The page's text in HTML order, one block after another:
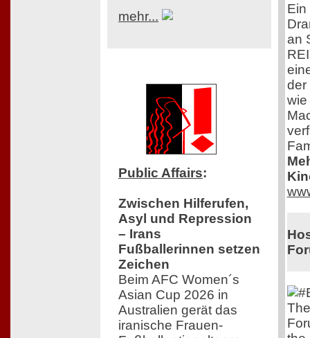
mehr...
Public Affairs:
Zwischen Hilferufen,
Asyl und Repression
– Irans
Fußballerinnen setzen
Zeichen
Beim AFC Women´s
Asian Cup 2026 in
Australien gerät das
iranische Frauen-
an
der
wie